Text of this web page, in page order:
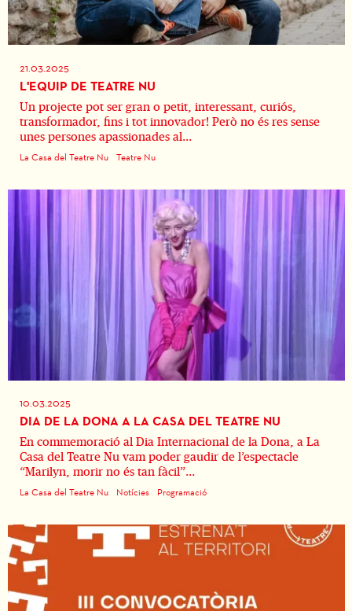
21.03.2025
L'EQUIP DE TEATRE NU
Un projecte pot ser gran o petit, interessant, curiós,
transformador, fins i tot innovador! Però no és res sense
unes persones apassionades al...
La Casa del Teatre Nu Teatre Nu
10.03.2025
DIA DE LA DONA A LA CASA DEL TEATRE NU
En commemoració al Dia Internacional de la Dona, a La
Casa del Teatre Nu vam poder gaudir de l’espectacle
“Marilyn, morir no és tan fàcil”...
La Casa del Teatre Nu Notícies Programació